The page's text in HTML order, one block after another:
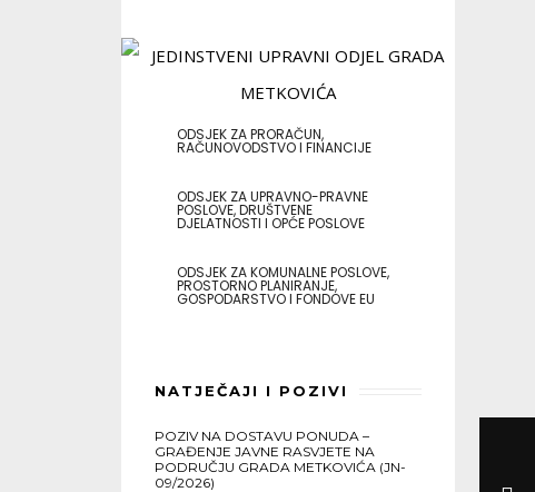
ODSJEK ZA PRORAČUN,
RAČUNOVODSTVO I FINANCIJE
ODSJEK ZA UPRAVNO-PRAVNE
POSLOVE, DRUŠTVENE
DJELATNOSTI I OPĆE POSLOVE
ODSJEK ZA KOMUNALNE POSLOVE,
PROSTORNO PLANIRANJE,
GOSPODARSTVO I FONDOVE EU
NATJEČAJI I POZIVI
POZIV NA DOSTAVU PONUDA –
GRAĐENJE JAVNE RASVJETE NA
PODRUČJU GRADA METKOVIĆA (JN-
09/2026)